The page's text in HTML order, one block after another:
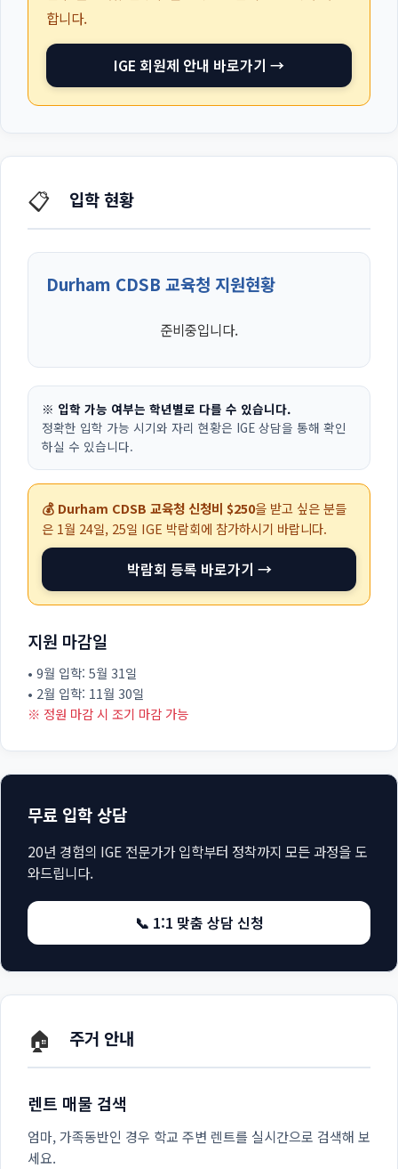
합니다.
IGE 회원제 안내 바로가기 →
📋 입학 현황
Durham CDSB 교육청 지원현황
준비중입니다.
※ 입학 가능 여부는 학년별로 다를 수 있습니다.
정확한 입학 가능 시기와 자리 현황은 IGE 상담을 통해 확인
하실 수 있습니다.
💰 Durham CDSB 교육청 신청비 $250을 받고 싶은 분들
은 1월 24일, 25일 IGE 박람회에 참가하시기 바랍니다.
박람회 등록 바로가기 →
지원 마감일
• 9월 입학: 5월 31일
• 2월 입학: 11월 30일
※ 정원 마감 시 조기 마감 가능
무료 입학 상담
20년 경험의 IGE 전문가가 입학부터 정착까지 모든 과정을 도
와드립니다.
📞 1:1 맞춤 상담 신청
🏠 주거 안내
렌트 매물 검색
엄마, 가족동반인 경우 학교 주변 렌트를 실시간으로 검색해 보
세요.